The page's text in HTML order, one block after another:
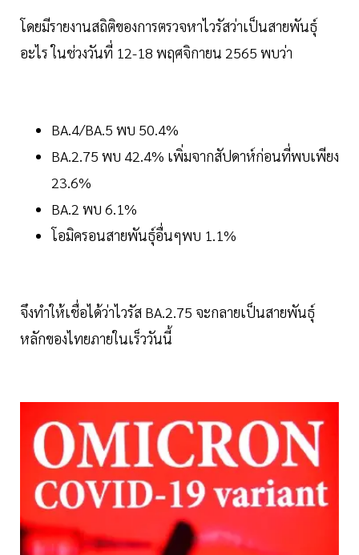
โดยมีรายงานสถิติของการตรวจหาไวรัสว่าเป็นสายพันธุ์
อะไร ในช่วงวันที่ 12-18 พฤศจิกายน 2565 พบว่า
BA.4/BA.5 พบ 50.4%
BA.2.75 พบ 42.4% เพิ่มจากสัปดาห์ก่อนที่พบเพียง
23.6%
BA.2 พบ 6.1%
โอมิครอนสายพันธุ์อื่นๆพบ 1.1%
จึงทำให้เชื่อได้ว่าไวรัส BA.2.75 จะกลายเป็นสายพันธุ์
หลักของไทยภายในเร็ววันนี้